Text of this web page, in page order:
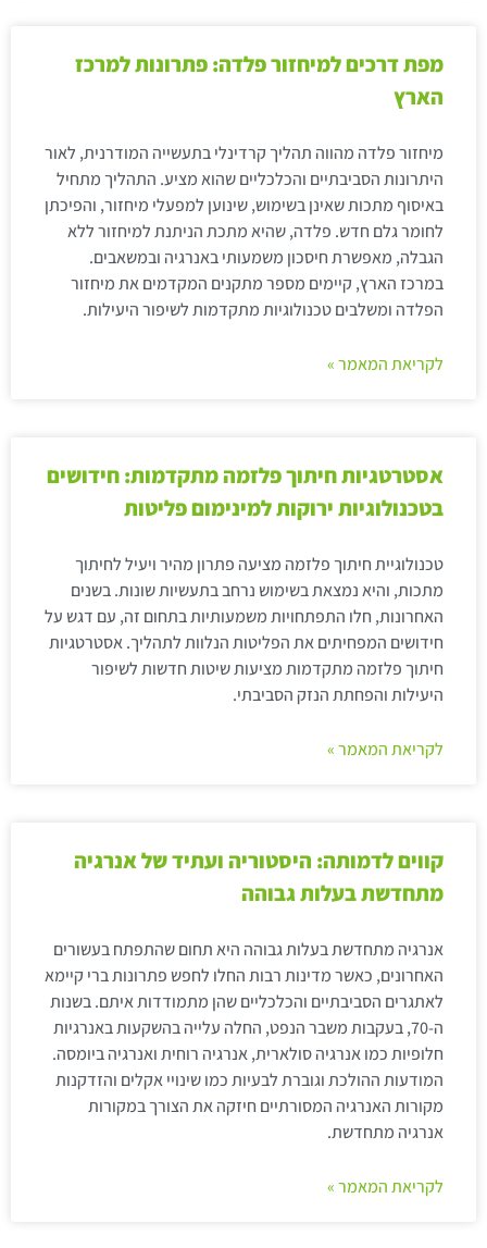
מפת דרכים למיחזור פלדה: פתרונות למרכז
הארץ
מיחזור פלדה מהווה תהליך קרדינלי בתעשייה המודרנית, לאור
היתרונות הסביבתיים והכלכליים שהוא מציע. התהליך מתחיל
באיסוף מתכות שאינן בשימוש, שינוען למפעלי מיחזור, והפיכתן
לחומר גלם חדש. פלדה, שהיא מתכת הניתנת למיחזור ללא
הגבלה, מאפשרת חיסכון משמעותי באנרגיה ובמשאבים.
במרכז הארץ, קיימים מספר מתקנים המקדמים את מיחזור
הפלדה ומשלבים טכנולוגיות מתקדמות לשיפור היעילות.
לקריאת המאמר »
אסטרטגיות חיתוך פלזמה מתקדמות: חידושים
בטכנולוגיות ירוקות למינימום פליטות
טכנולוגיית חיתוך פלזמה מציעה פתרון מהיר ויעיל לחיתוך
מתכות, והיא נמצאת בשימוש נרחב בתעשיות שונות. בשנים
האחרונות, חלו התפתחויות משמעותיות בתחום זה, עם דגש על
חידושים המפחיתים את הפליטות הנלוות לתהליך. אסטרטגיות
חיתוך פלזמה מתקדמות מציעות שיטות חדשות לשיפור
היעילות והפחתת הנזק הסביבתי.
לקריאת המאמר »
קווים לדמותה: היסטוריה ועתיד של אנרגיה
מתחדשת בעלות גבוהה
אנרגיה מתחדשת בעלות גבוהה היא תחום שהתפתח בעשורים
האחרונים, כאשר מדינות רבות החלו לחפש פתרונות ברי קיימא
לאתגרים הסביבתיים והכלכליים שהן מתמודדות איתם. בשנות
ה-70, בעקבות משבר הנפט, החלה עלייה בהשקעות באנרגיות
חלופיות כמו אנרגיה סולארית, אנרגיה רוחית ואנרגיה ביומסה.
המודעות ההולכת וגוברת לבעיות כמו שינויי אקלים והזדקנות
מקורות האנרגיה המסורתיים חיזקה את הצורך במקורות
אנרגיה מתחדשת.
לקריאת המאמר »